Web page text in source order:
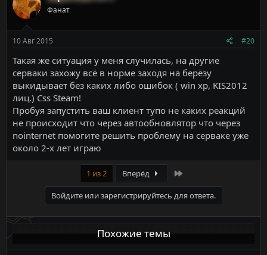
Фанат
10 Авг 2015 #20
Такая же ситуация у меня случилась, на другие
серваки захожу всё в норме заходя на берёзу
выкидывает без каких либо ошибок ( win xp, KIS2012
лиц.) Css Steam!
Пробуя запустить ваш клиент тупо не каких реакций
не происходит что через автообновлятор что через
nointernet помогите решить проблему на серваке уже
около 2-х лет играю
1 из 2 Вперёд
Войдите или зарегистрируйтесь для ответа.
Похожие темы